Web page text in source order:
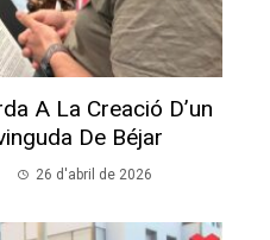
A La Creació D’un
De Béjar
26 d'abril de 2026